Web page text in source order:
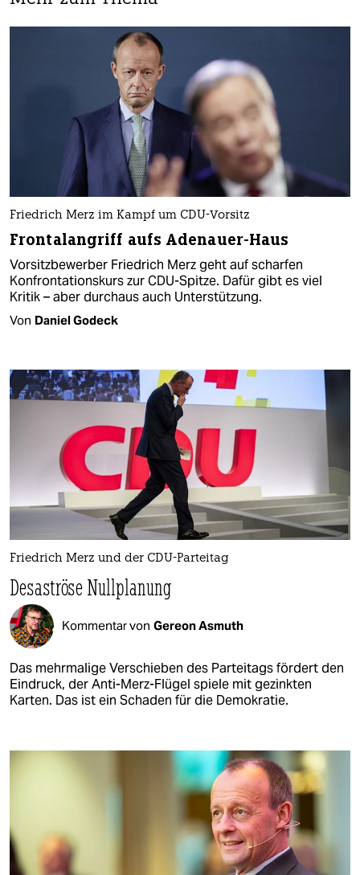
Friedrich Merz im Kampf um CDU-Vorsitz
Frontalangriff aufs Adenauer-Haus
Vorsitzbewerber Friedrich Merz geht auf scharfen
Konfrontationskurs zur CDU-Spitze. Dafür gibt es viel
Kritik – aber durchaus auch Unterstützung.
Von Daniel Godeck
Friedrich Merz und der CDU-Parteitag
Desaströse Nullplanung
Kommentar von Gereon Asmuth
Das mehrmalige Verschieben des Parteitags fördert den
Eindruck, der Anti-Merz-Flügel spiele mit gezinkten
Karten. Das ist ein Schaden für die Demokratie.